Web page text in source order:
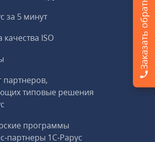
за 5 минут
качества ISO
партнеров,
типовые решения
программы
1С‑Рарус